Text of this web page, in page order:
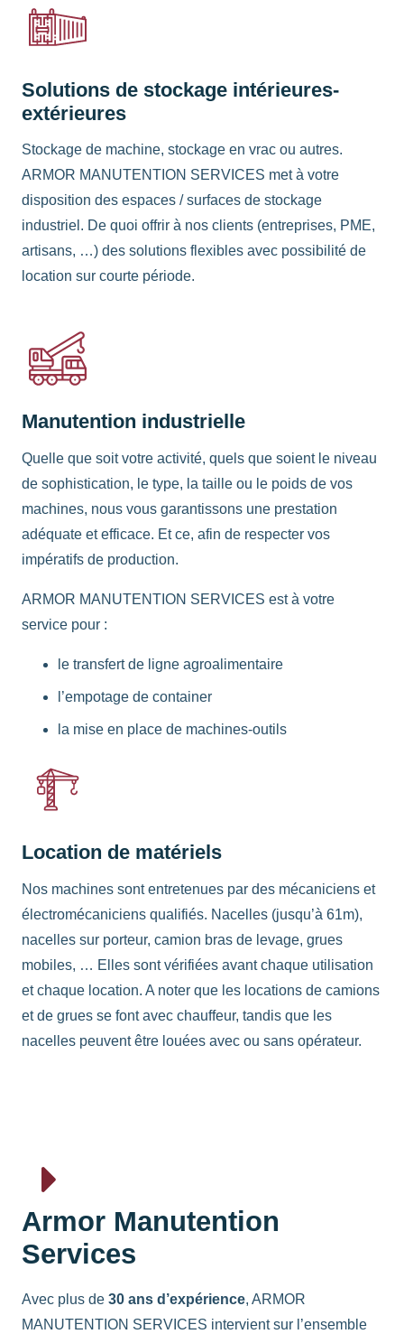
Solutions de stockage intérieures-
extérieures
Stockage de machine, stockage en vrac ou autres.
ARMOR MANUTENTION SERVICES met à votre
disposition des espaces / surfaces de stockage
industriel. De quoi offrir à nos clients (entreprises, PME,
artisans, …) des solutions flexibles avec possibilité de
location sur courte période.
Manutention industrielle
Quelle que soit votre activité, quels que soient le niveau
de sophistication, le type, la taille ou le poids de vos
machines, nous vous garantissons une prestation
adéquate et efficace. Et ce, afin de respecter vos
impératifs de production.
ARMOR MANUTENTION SERVICES est à votre
service pour :
le transfert de ligne agroalimentaire
l’empotage de container
la mise en place de machines-outils
Location de matériels
Nos machines sont entretenues par des mécaniciens et
électromécaniciens qualifiés. Nacelles (jusqu’à 61m),
nacelles sur porteur, camion bras de levage, grues
mobiles, … Elles sont vérifiées avant chaque utilisation
et chaque location. A noter que les locations de camions
et de grues se font avec chauffeur, tandis que les
nacelles peuvent être louées avec ou sans opérateur.
Armor Manutention
Services
Avec plus de 30 ans d’expérience, ARMOR
MANUTENTION SERVICES intervient sur l’ensemble